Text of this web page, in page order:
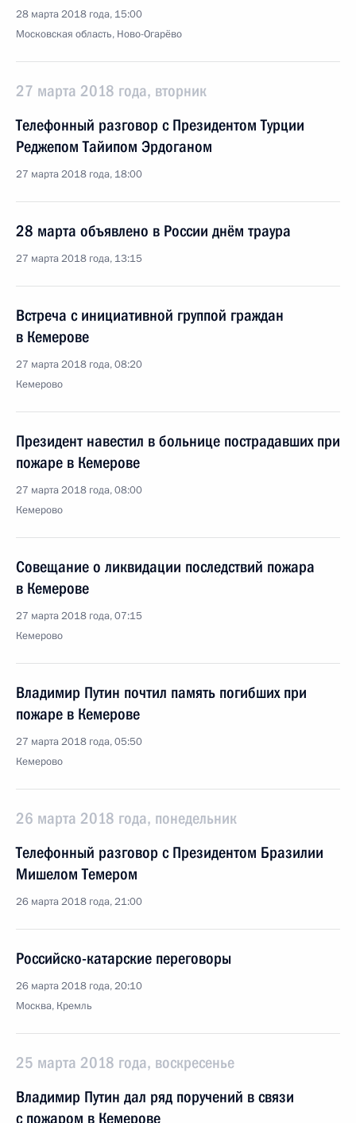
28 марта 2018 года, 15:00
Московская область, Ново-Огарёво
27 марта 2018 года, вторник
Телефонный разговор с Президентом Турции
Реджепом Тайипом Эрдоганом
27 марта 2018 года, 18:00
28 марта объявлено в России днём траура
27 марта 2018 года, 13:15
Встреча с инициативной группой граждан
в Кемерове
27 марта 2018 года, 08:20
Кемерово
Президент навестил в больнице пострадавших при
пожаре в Кемерове
27 марта 2018 года, 08:00
Кемерово
Совещание о ликвидации последствий пожара
в Кемерове
27 марта 2018 года, 07:15
Кемерово
Владимир Путин почтил память погибших при
пожаре в Кемерове
27 марта 2018 года, 05:50
Кемерово
26 марта 2018 года, понедельник
Телефонный разговор с Президентом Бразилии
Мишелом Темером
26 марта 2018 года, 21:00
Российско-катарские переговоры
26 марта 2018 года, 20:10
Москва, Кремль
25 марта 2018 года, воскресенье
Владимир Путин дал ряд поручений в связи
с пожаром в Кемерове